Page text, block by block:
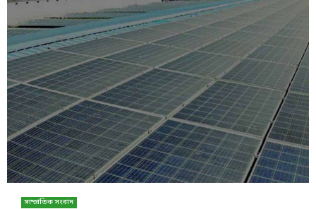
সাম্প্রতিক সংবাদ